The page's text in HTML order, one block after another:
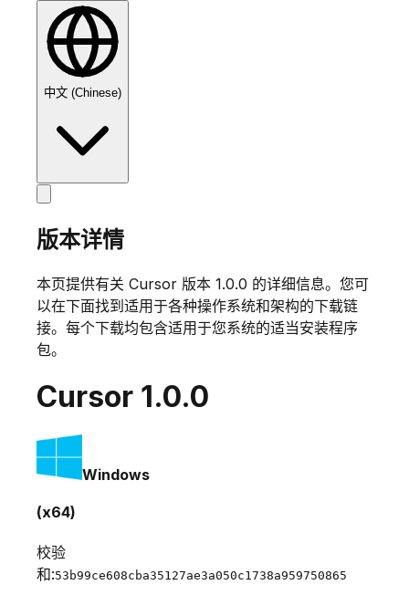
中文 (Chinese)
版本详情
本页提供有关 Cursor 版本 1.0.0 的详细信息。您可
以在下面找到适用于各种操作系统和架构的下载链
接。每个下载均包含适用于您系统的适当安装程序
包。
Cursor 1.0.0
Windows
(x64)
校验
和:53b99ce608cba35127ae3a050c1738a959750865